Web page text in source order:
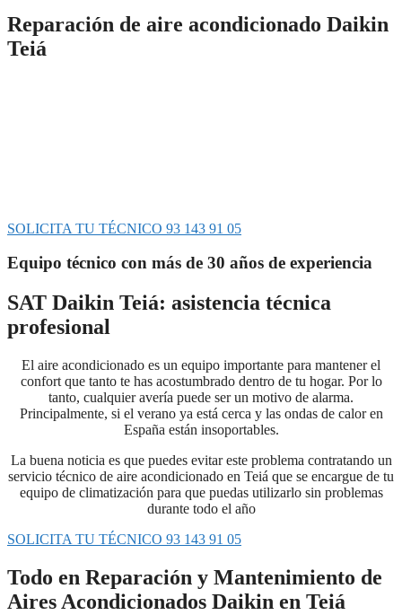
Reparación de aire acondicionado Daikin
Teiá
SOLICITA TU TÉCNICO 93 143 91 05
Equipo técnico con más de 30 años de experiencia
SAT Daikin Teiá: asistencia técnica
profesional
El aire acondicionado es un equipo importante para mantener el
confort que tanto te has acostumbrado dentro de tu hogar. Por lo
tanto, cualquier avería puede ser un motivo de alarma.
Principalmente, si el verano ya está cerca y las ondas de calor en
España están insoportables.
La buena noticia es que puedes evitar este problema contratando un
servicio técnico de aire acondicionado en Teiá que se encargue de tu
equipo de climatización para que puedas utilizarlo sin problemas
durante todo el año
SOLICITA TU TÉCNICO 93 143 91 05
Todo en Reparación y Mantenimiento de
Aires Acondicionados Daikin en Teiá